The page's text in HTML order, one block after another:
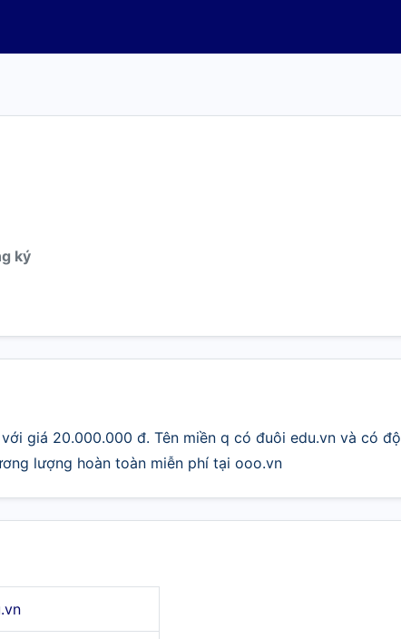
ký
giá 20.000.000 đ. Tên miền q có đuôi edu.vn và có độ
lượng hoàn toàn miễn phí tại ooo.vn